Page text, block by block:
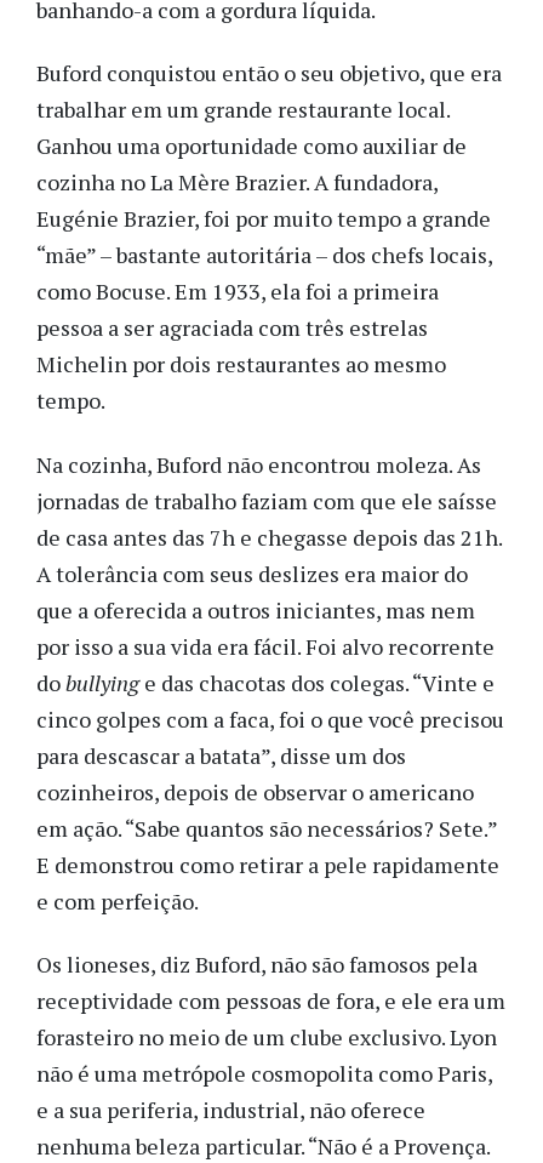
banhando-a com a gordura líquida.
Buford conquistou então o seu objetivo, que era
trabalhar em um grande restaurante local.
Ganhou uma oportunidade como auxiliar de
cozinha no La Mère Brazier. A fundadora,
Eugénie Brazier, foi por muito tempo a grande
“mãe” – bastante autoritária – dos chefs locais,
como Bocuse. Em 1933, ela foi a primeira
pessoa a ser agraciada com três estrelas
Michelin por dois restaurantes ao mesmo
tempo.
Na cozinha, Buford não encontrou moleza. As
jornadas de trabalho faziam com que ele saísse
de casa antes das 7h e chegasse depois das 21h.
A tolerância com seus deslizes era maior do
que a oferecida a outros iniciantes, mas nem
por isso a sua vida era fácil. Foi alvo recorrente
dobullyinge das chacotas dos colegas. “Vinte e
cinco golpes com a faca, foi o que você precisou
para descascar a batata”, disse um dos
cozinheiros, depois de observar o americano
em ação. “Sabe quantos são necessários? Sete.”
E demonstrou como retirar a pele rapidamente
e com perfeição.
Os lioneses, diz Buford, não são famosos pela
receptividade com pessoas de fora, e ele era um
forasteiro no meio de um clube exclusivo. Lyon
não é uma metrópole cosmopolita como Paris,
e a sua periferia, industrial, não oferece
nenhuma beleza particular. “Não é a Provença.